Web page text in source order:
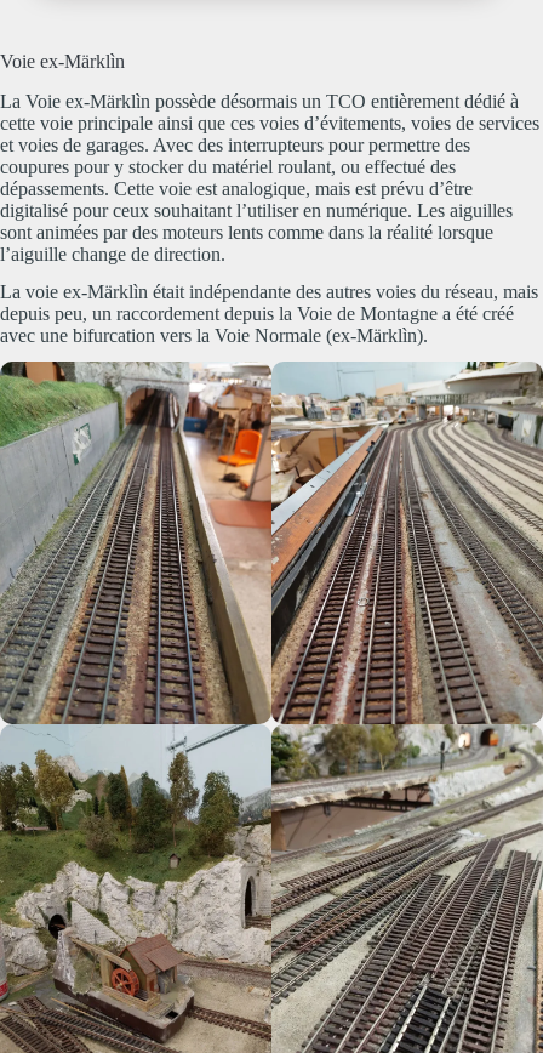
Voie ex-Märklìn
La Voie ex-Märklìn possède désormais un TCO entièrement dédié à
cette voie principale ainsi que ces voies d’évitements, voies de services
et voies de garages. Avec des interrupteurs pour permettre des
coupures pour y stocker du matériel roulant, ou effectué des
dépassements. Cette voie est analogique, mais est prévu d’être
digitalisé pour ceux souhaitant l’utiliser en numérique. Les aiguilles
sont animées par des moteurs lents comme dans la réalité lorsque
l’aiguille change de direction.
La voie ex-Märklìn était indépendante des autres voies du réseau, mais
depuis peu, un raccordement depuis la Voie de Montagne a été créé
avec une bifurcation vers la Voie Normale (ex-Märklìn).